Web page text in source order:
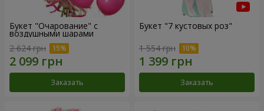
Букет "Очарование" с
воздушными шарами
2 624 грн
Заказать
Букет "7 кустовых роз"
1 554 грн
Заказать